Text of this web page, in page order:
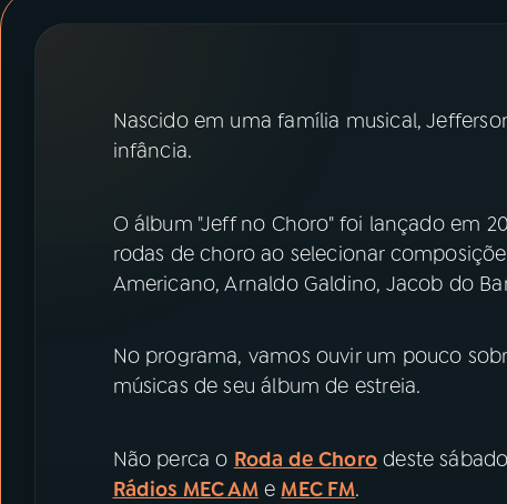
ACOMPANHE A RÁDIO MEC
Instagram X
Nascido em uma família musical,
infância.
O álbum "Jeff no Choro" foi lançado em
rodas de choro ao selecionar
Americano, Arnaldo Galdino, Jacob do
No programa, vamos ouvir um pouco
músicas de seu álbum de estreia.
Não perca o Roda de Choro deste
Rádios MEC AMe MEC FM.